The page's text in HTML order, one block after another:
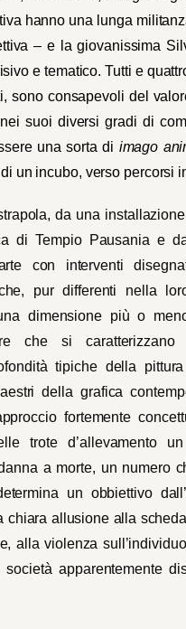
hanno una lunga
– e la giovanissima
e tematico. Tutti e
sono consapevoli del
suoi diversi gradi di
una sorta di imago
un incubo, verso percorsi
da una
di Tempio Pausania e
con interventi
pur differenti nella
dimensione più o
che si caratterizzano
tipiche della
della grafica
fortemente
trote d’allevamento
a morte, un numero
un obbiettivo
chiara allusione alla
alla violenza
apparentemente